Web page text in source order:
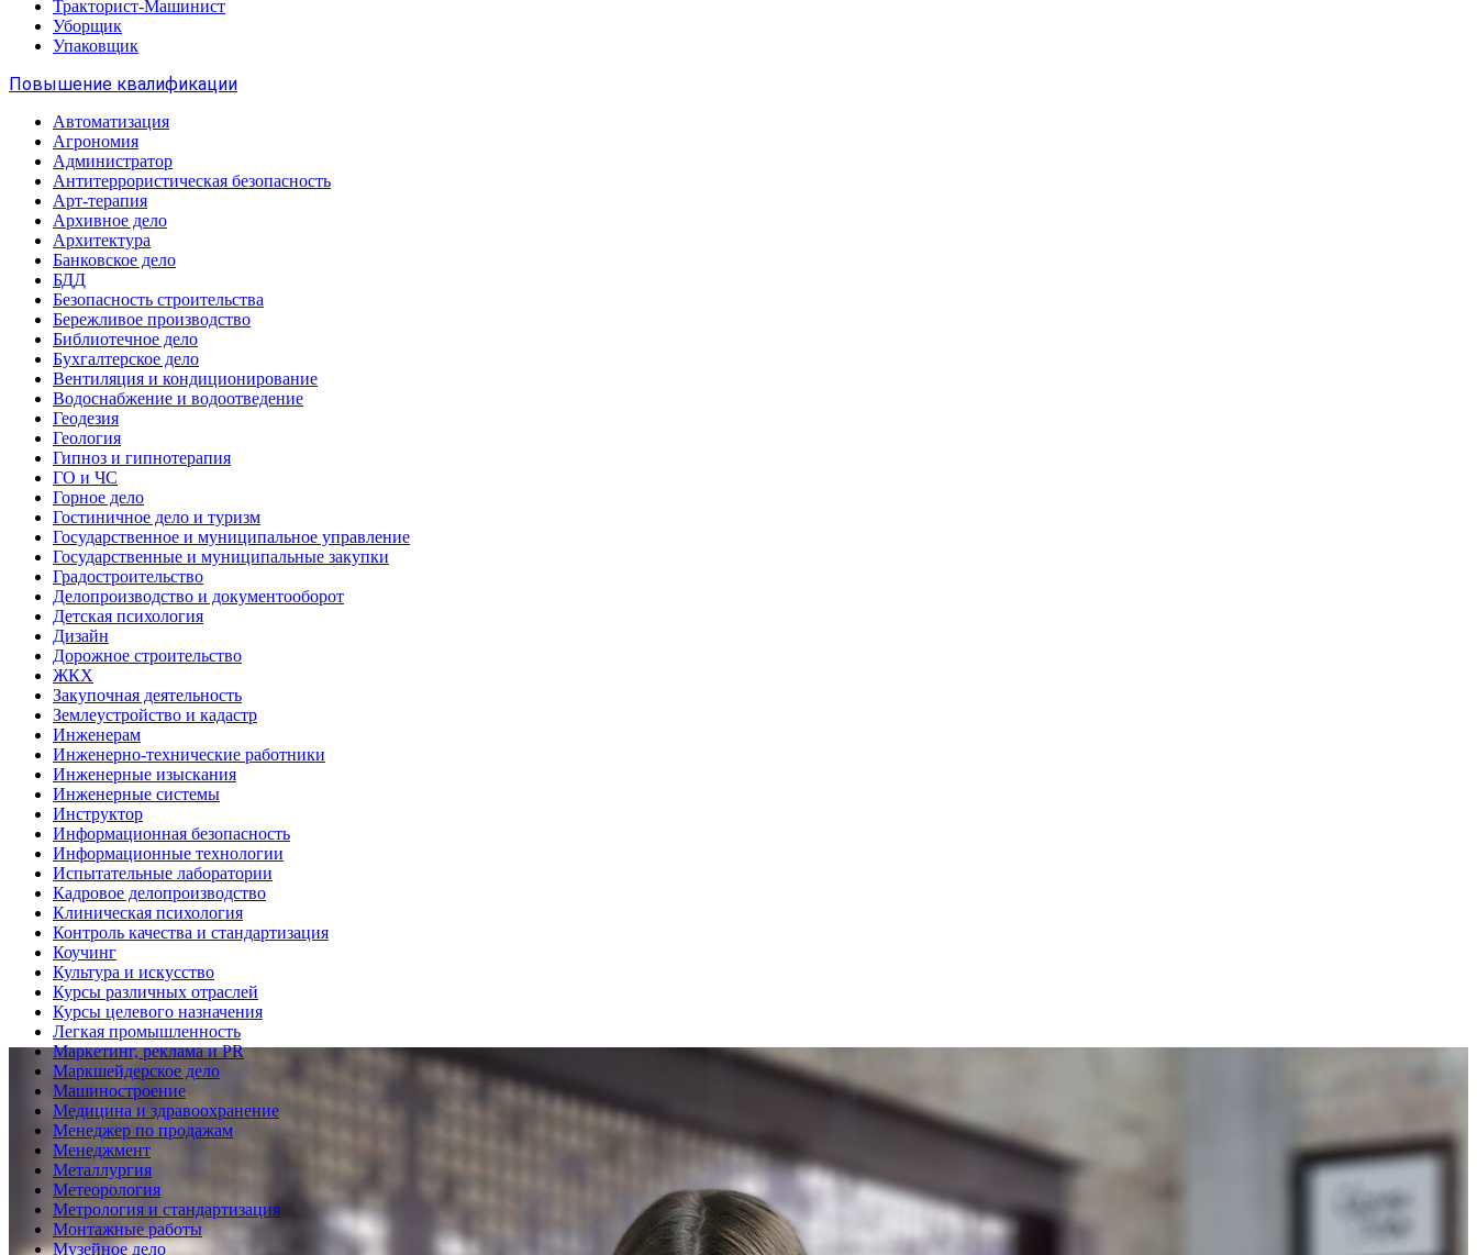
Тракторист-Машинист
Уборщик
Упаковщик
Повышение квалификации
Автоматизация
Агрономия
Администратор
Антитеррористическая безопасность
Арт-терапия
Архивное дело
Архитектура
Банковское дело
БДД
Безопасность строительства
Бережливое производство
Библиотечное дело
Бухгалтерское дело
Вентиляция и кондиционирование
Водоснабжение и водоотведение
Геодезия
Геология
Гипноз и гипнотерапия
ГО и ЧС
Горное дело
Гостиничное дело и туризм
Государственное и муниципальное управление
Государственные и муниципальные закупки
Градостроительство
Делопроизводство и документооборот
Детская психология
Дизайн
Дорожное строительство
ЖКХ
Закупочная деятельность
Землеустройство и кадастр
Инженерам
Инженерно-технические работники
Инженерные изыскания
Инженерные системы
Инструктор
Информационная безопасность
Информационные технологии
Испытательные лаборатории
Кадровое делопроизводство
Клиническая психология
Контроль качества и стандартизация
Коучинг
Культура и искусство
Курсы различных отраслей
Курсы целевого назначения
Легкая промышленность
Маркетинг, реклама и PR
Маркшейдерское дело
Машиностроение
Медицина и здравоохранение
Менеджер по продажам
Менеджмент
Металлургия
Метеорология
Метрология и стандартизация
Монтажные работы
Музейное дело